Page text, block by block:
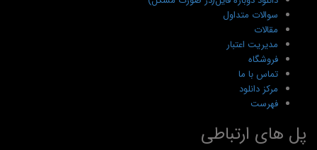
سوالات متداول
مقالات
مدیریت اعتبار
فروشگاه
تماس با ما
مرکز دانلود
فهرست
پل های ارتباطی